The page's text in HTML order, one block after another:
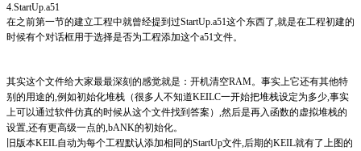
4.StartUp.a51
在之前第一节的建立工程中就曾经提到过StartUp.a51这个东西了,就是在工程初建的
时候有个对话框用于选择是否为工程添加这个a51文件。
其实这个文件给大家最最深刻的感觉就是：开机清空RAM。事实上它还有其他特
别的用途的,例如初始化堆栈（很多人不知道KEILC一开始把堆栈设定为多少,事实
上可以通过软件仿真的时候从这个文件找到答案）,然后是再入函数的虚拟堆栈的
设置,还有更高级一点的,bANK的初始化。
旧版本KEIL自动为每个工程默认添加相同的StartUp文件,后期的KEIL就有了上图的